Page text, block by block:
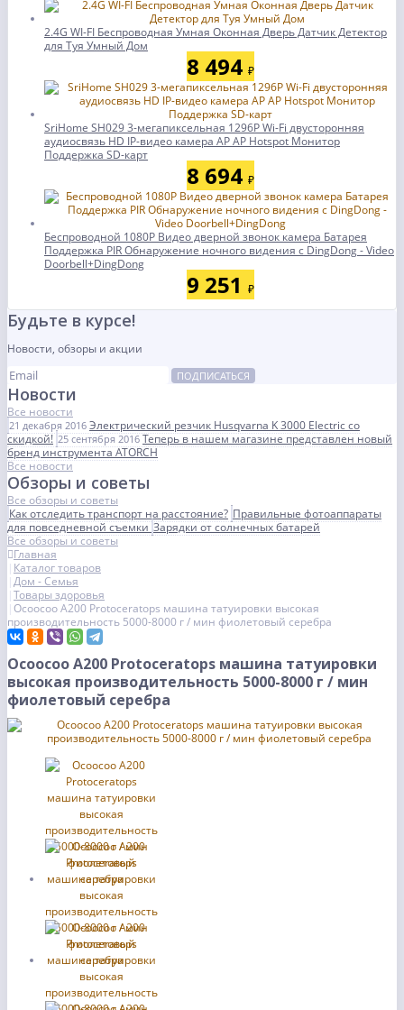
2.4G WI-FI Беспроводная Умная Оконная Дверь Датчик Детектор
для Туя Умный Дом
8 494 ₽
SriHome SH029 3-мегапиксельная 1296P Wi-Fi двусторонняя
аудиосвязь HD IP-видео камера AP AP Hotspot Монитор
Поддержка SD-карт
8 694 ₽
Беспроводной 1080P Видео дверной звонок камера Батарея
Поддержка PIR Обнаружение ночного видения с DingDong - Video
Doorbell+DingDong
9 251 ₽
Будьте в курсе!
Новости, обзоры и акции
ПОДПИСАТЬСЯ
Новости
Все новости
21 декабря 2016 Электрический резчик Husqvarna K 3000 Electric со
скидкой! 25 сентября 2016 Теперь в нашем магазине представлен новый
бренд инструмента ATORCH
Все новости
Обзоры и советы
Все обзоры и советы
Как отследить транспорт на расстояние? Правильные фотоаппараты
для повседневной съемкиЗарядки от солнечных батарей
Все обзоры и советы
Главная
Каталог товаров
Дом - Семья
Товары здоровья
Ocoocoo A200 Protoceratops машина татуировки высокая
производительность 5000-8000 г / мин фиолетовый серебра
Ocoocoo A200 Protoceratops машина татуировки
высокая производительность 5000-8000 г / мин
фиолетовый серебра